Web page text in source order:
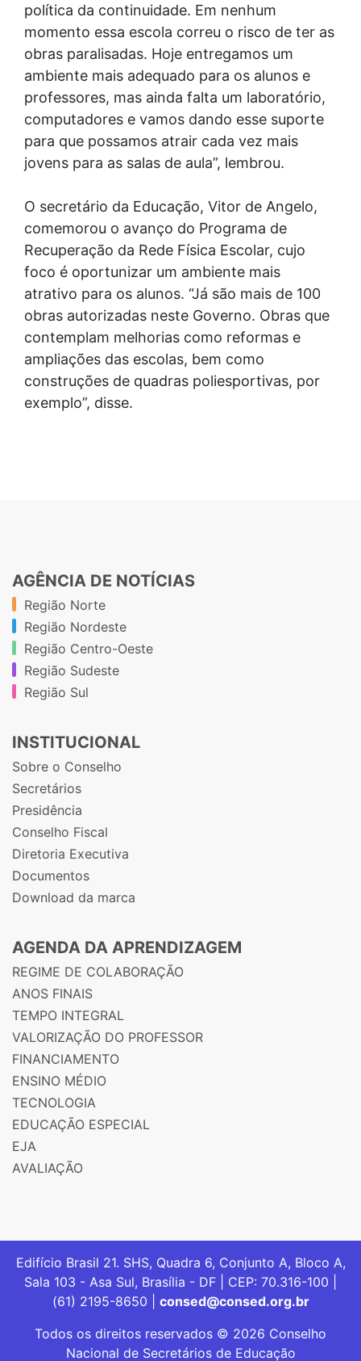
política da continuidade. Em nenhum
momento essa escola correu o risco de ter as
obras paralisadas. Hoje entregamos um
ambiente mais adequado para os alunos e
professores, mas ainda falta um laboratório,
computadores e vamos dando esse suporte
para que possamos atrair cada vez mais
jovens para as salas de aula”, lembrou.
O secretário da Educação, Vitor de Angelo,
comemorou o avanço do Programa de
Recuperação da Rede Física Escolar, cujo
foco é oportunizar um ambiente mais
atrativo para os alunos. “Já são mais de 100
obras autorizadas neste Governo. Obras que
contemplam melhorias como reformas e
ampliações das escolas, bem como
construções de quadras poliesportivas, por
exemplo”, disse.
AGÊNCIA DE NOTÍCIAS
Região Norte
Região Nordeste
Região Centro-Oeste
Região Sudeste
Região Sul
INSTITUCIONAL
Sobre o Conselho
Secretários
Presidência
Conselho Fiscal
Diretoria Executiva
Documentos
Download da marca
AGENDA DA APRENDIZAGEM
REGIME DE COLABORAÇÃO
ANOS FINAIS
TEMPO INTEGRAL
VALORIZAÇÃO DO PROFESSOR
FINANCIAMENTO
ENSINO MÉDIO
TECNOLOGIA
EDUCAÇÃO ESPECIAL
EJA
AVALIAÇÃO
Edifício Brasil 21. SHS, Quadra 6, Conjunto A, Bloco A,
Sala 103 - Asa Sul, Brasília - DF | CEP: 70.316-100 |
(61) 2195-8650 | consed@consed.org.br
Todos os direitos reservados © 2026 Conselho
Nacional de Secretários de Educação